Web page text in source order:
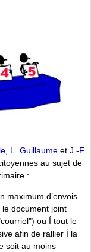
L. Guillaume et J.-F.
au sujet de
:
maximum d’envois
document joint
ou Í tout le
afin de rallier Í la
soit au moins